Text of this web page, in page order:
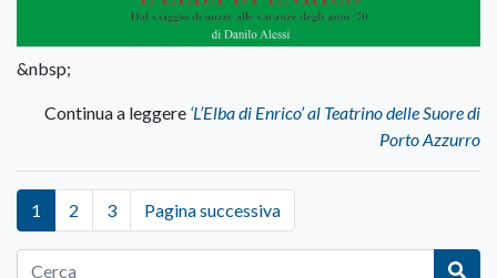
&nbsp;
Continua a leggere ‘L’Elba di Enrico’ al Teatrino delle Suore di
Porto Azzurro
1 2 3 Pagina successiva